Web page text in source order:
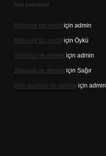
Son yorumlar
Meşcere tipi nedir için admin
Meşcere tipi nedir için Öykü
Straplez ne demek için admin
Straplez ne demek için Sağır
Azık düzmek ne demek için admin